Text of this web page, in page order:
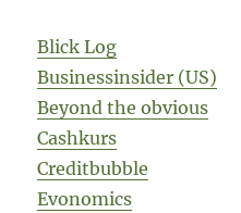
Blick Log
Businessinsider (US)
Beyond the obvious
Cashkurs
Creditbubble
Evonomics